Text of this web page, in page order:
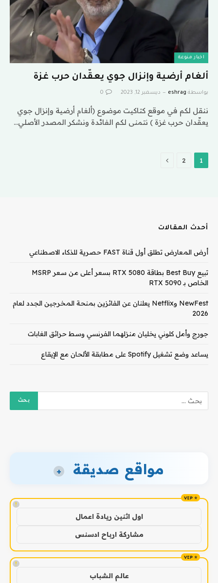
اخبار منوعة
ألغام أرضية وإنزال جوي يعقّدان حرب غزة
بواسطة eshrag ديسمبر 12, 2023 0
ننقل لكم في موقع كتاكيت موضوع (ألغام أرضية وإنزال جوي
يعقّدان حرب غزة ) نتمنى لكم الفائدة ونشكر المصدر الأصلي…
1
2 التالي
أحدث المقالات
أرض المعارض تطلق أول قناة FAST حصرية للذكاء الاصطناعي
تبيع Best Buy بطاقة RTX 5080 بسعر أعلى من سعر MSRP
الخاص بـ RTX 5090
NewFest وNetflix يعلنان عن الفائزين بمنحة المخرجين الجدد لعام
2026
جورج وأمل كلوني يخليان منزلهما الفرنسي وسط حرائق الغابات
يساعد وضع تشغيل Spotify على مطابقة الألحان مع الإيقاع
مواقع صديقة +
!
اول اثنين ريادة اعمال
مشاركة ارباح ادسنس
!
عالم الشباب